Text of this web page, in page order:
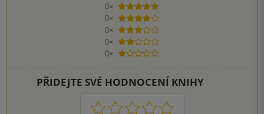
0×
5 hvězdiček
0×
4 hvězdičky
0×
3 hvězdičky
0×
2 hvězdičky
0×
1 hvezdička
PŘIDEJTE SVÉ HODNOCENÍ KNIHY
1 2 3 4 5